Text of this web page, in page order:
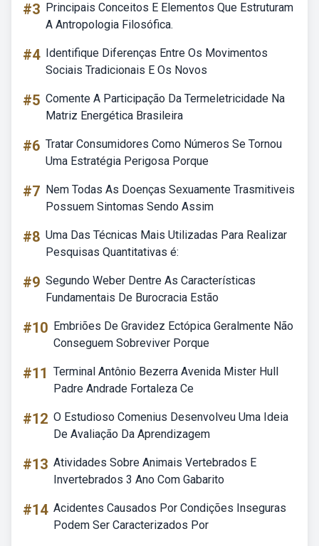
#3 Principais Conceitos E Elementos Que Estruturam
A Antropologia Filosófica.
#4 Identifique Diferenças Entre Os Movimentos
Sociais Tradicionais E Os Novos
#5 Comente A Participação Da Termeletricidade Na
Matriz Energética Brasileira
#6 Tratar Consumidores Como Números Se Tornou
Uma Estratégia Perigosa Porque
#7 Nem Todas As Doenças Sexuamente Trasmitiveis
Possuem Sintomas Sendo Assim
#8 Uma Das Técnicas Mais Utilizadas Para Realizar
Pesquisas Quantitativas é:
#9 Segundo Weber Dentre As Características
Fundamentais De Burocracia Estão
#10 Embriões De Gravidez Ectópica Geralmente Não
Conseguem Sobreviver Porque
#11 Terminal Antônio Bezerra Avenida Mister Hull
Padre Andrade Fortaleza Ce
#12 O Estudioso Comenius Desenvolveu Uma Ideia
De Avaliação Da Aprendizagem
#13 Atividades Sobre Animais Vertebrados E
Invertebrados 3 Ano Com Gabarito
#14 Acidentes Causados Por Condições Inseguras
Podem Ser Caracterizados Por